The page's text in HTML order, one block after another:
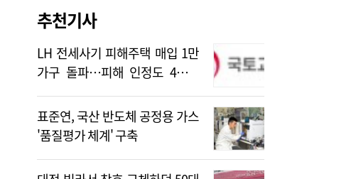
추천기사
LH 전세사기 피해주택 매입 1만
가구 돌파…피해 인정도 4만건
넘어
표준연, 국산 반도체 공정용 가스
'품질평가 체계' 구축